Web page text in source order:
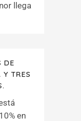
llega
DE
Y TRES
en